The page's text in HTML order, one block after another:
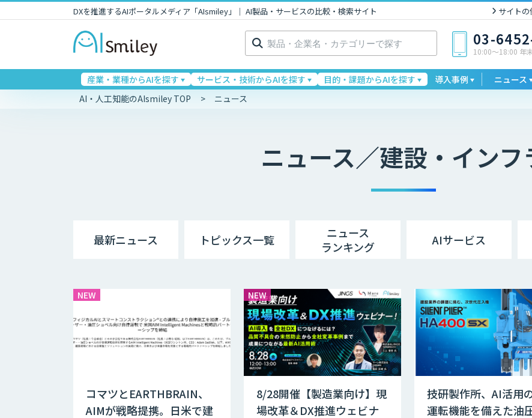
DXを推進するAIポータルメディア「AIsmiley」｜ AI製品・サービスの比較・検索サイト サイト
検
索: 03-
10:00〜18:00 年
産業・業種からAIを探す サービス・技術からAIを探す 目的・課題からAIを探す 導入事例 ニュース
AI・人工知能のAIsmiley TOP ニュース
ニュース／建設・インフ
最新ニュース トピックス一覧
ニュース
ランキング
AIサービス
NEW
コマツとEARTHBRAIN、
AIMが戦略提携。日米で建
NEW
8/28開催【製造業向け】現
場改革＆DX推進ウェビナ
技研製作所、AI活用
運転機能を備えた油